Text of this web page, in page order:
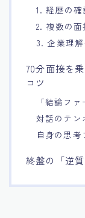
1. 経歴の確
2. 複数の
3. 企業理
70分面接を
コツ
「結論フ
対話のテン
自身の思
終盤の「逆